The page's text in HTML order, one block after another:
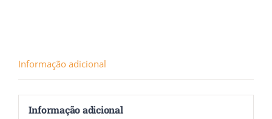
Informação adicional
Informação adicional